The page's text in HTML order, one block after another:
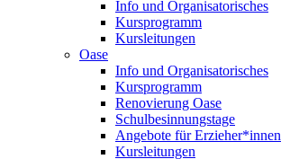
Info und Organisatorisches
Kursprogramm
Kursleitungen
Oase
Info und Organisatorisches
Kursprogramm
Renovierung Oase
Schulbesinnungstage
Angebote für Erzieher*innen
Kursleitungen